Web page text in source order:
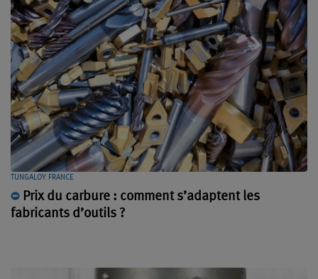
TUNGALOY FRANCE
Prix du carbure : comment s’adaptent les
fabricants d’outils ?